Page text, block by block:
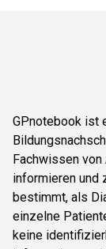
GPnotebook ist
Fachwissen
informieren und
bestimmt, als
einzelne
keine